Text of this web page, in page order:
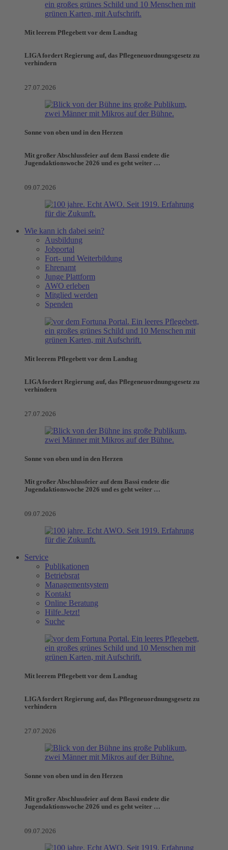
Mit leerem Pflegebett vor dem Landtag
LIGA fordert Regierung auf, das Pflegeneuordnungsgesetz zu
verhindern
27.07.2026
Sonne von oben und in den Herzen
Mit großer Abschlussfeier auf dem Bassi endete die
Jugendaktionswoche 2026 und es geht weiter …
09.07.2026
Wie kann ich dabei sein?
Ausbildung
Jobportal
Fort- und Weiterbildung
Ehrenamt
Junge Plattform
AWO erleben
Mitglied werden
Spenden
Mit leerem Pflegebett vor dem Landtag
LIGA fordert Regierung auf, das Pflegeneuordnungsgesetz zu
verhindern
27.07.2026
Sonne von oben und in den Herzen
Mit großer Abschlussfeier auf dem Bassi endete die
Jugendaktionswoche 2026 und es geht weiter …
09.07.2026
Service
Publikationen
Betriebsrat
Managementsystem
Kontakt
Online Beratung
Hilfe.Jetzt!
Suche
Mit leerem Pflegebett vor dem Landtag
LIGA fordert Regierung auf, das Pflegeneuordnungsgesetz zu
verhindern
27.07.2026
Sonne von oben und in den Herzen
Mit großer Abschlussfeier auf dem Bassi endete die
Jugendaktionswoche 2026 und es geht weiter …
09.07.2026